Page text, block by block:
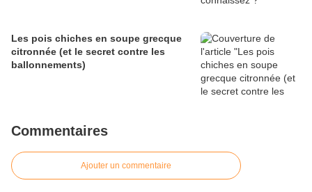
Les pois chiches en soupe grecque
citronnée (et le secret contre les
ballonnements)
Commentaires
Ajouter un commentaire